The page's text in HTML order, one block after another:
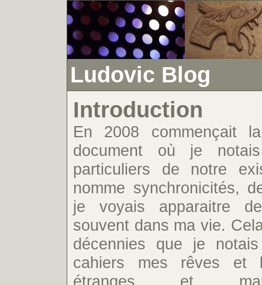
Ludovic Blog
Introduction
En 2008 commençait
document où je
particuliers de notre
nomme synchronicités,
je voyais apparaitre
souvent dans ma vie.
décennies que je
cahiers mes rêves et
étranges et